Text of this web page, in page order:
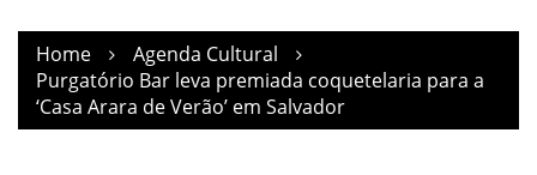
Home
Agenda Cultural
Purgatório Bar leva premiada coquetelaria para a
‘Casa Arara de Verão’ em Salvador